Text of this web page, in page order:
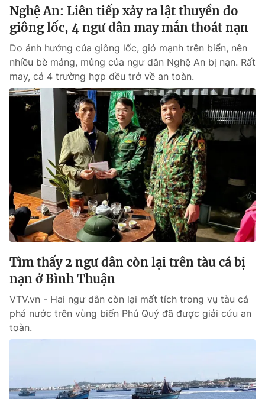
Nghệ An: Liên tiếp xảy ra lật thuyền do
giông lốc, 4 ngư dân may mắn thoát nạn
Do ảnh hưởng của giông lốc, gió mạnh trên biển, nên
nhiều bè mảng, mủng của ngư dân Nghệ An bị nạn. Rất
may, cả 4 trường hợp đều trở về an toàn.
Tìm thấy 2 ngư dân còn lại trên tàu cá bị
nạn ở Bình Thuận
VTV.vn - Hai ngư dân còn lại mất tích trong vụ tàu cá
phá nước trên vùng biển Phú Quý đã được giải cứu an
toàn.